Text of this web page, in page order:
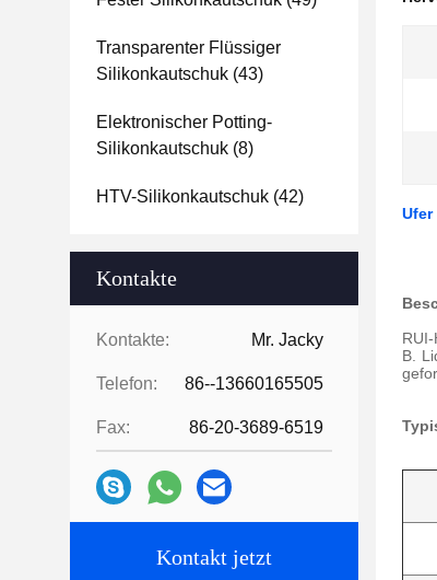
Transparenter Flüssiger
Silikonkautschuk (43)
Elektronischer Potting-
Silikonkautschuk (8)
HTV-Silikonkautschuk (42)
Kontakte
Kontakte: Mr. Jacky
Telefon: 86--13660165505
Fax: 86-20-3689-6519
Kontakt jetzt
B.